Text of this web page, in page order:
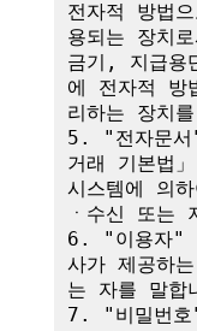
전자적 방법
용되는 장치
금기, 지급
에 전자적 방
리하는 장치
5. "전자문서
거래 기본법
시스템에 의
ㆍ수신 또는
6. "이용자"
사가 제공하
는 자를 말합
7. "비밀번호